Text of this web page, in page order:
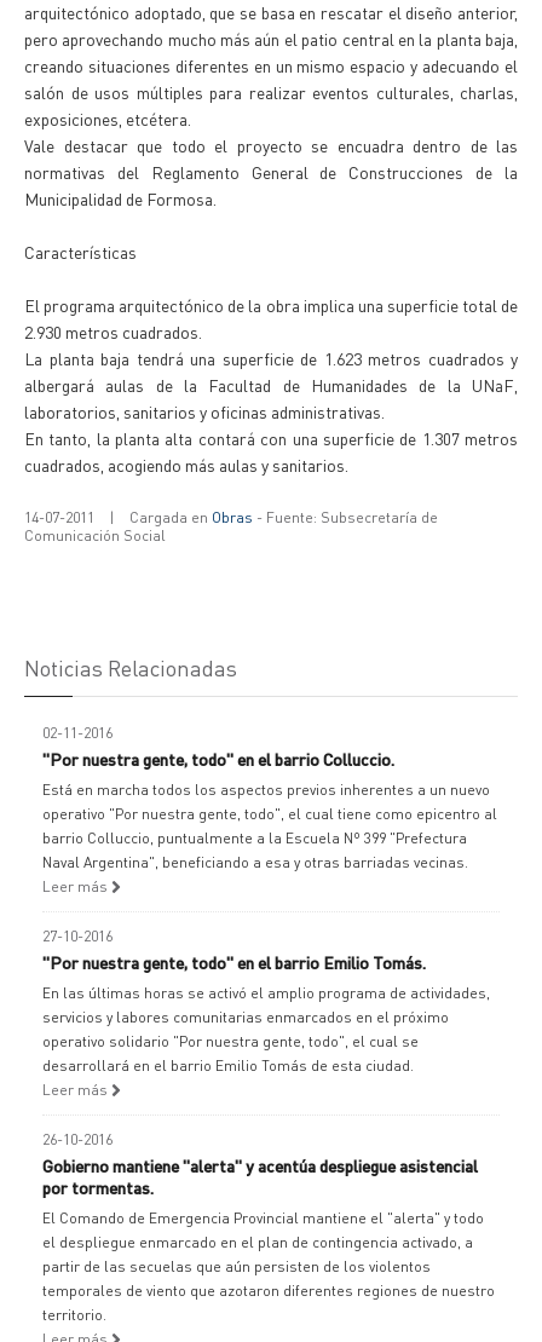
arquitectónico adoptado, que se basa en rescatar el diseño anterior,
pero aprovechando mucho más aún el patio central en la planta baja,
creando situaciones diferentes en un mismo espacio y adecuando el
salón de usos múltiples para realizar eventos culturales, charlas,
exposiciones, etcétera.
Vale destacar que todo el proyecto se encuadra dentro de las
normativas del Reglamento General de Construcciones de la
Municipalidad de Formosa.
Características
El programa arquitectónico de la obra implica una superficie total de
2.930 metros cuadrados.
La planta baja tendrá una superficie de 1.623 metros cuadrados y
albergará aulas de la Facultad de Humanidades de la UNaF,
laboratorios, sanitarios y oficinas administrativas.
En tanto, la planta alta contará con una superficie de 1.307 metros
cuadrados, acogiendo más aulas y sanitarios.
14-07-2011 | Cargada en Obras - Fuente: Subsecretaría de
Comunicación Social
Noticias Relacionadas
02-11-2016
"Por nuestra gente, todo" en el barrio Colluccio.
Está en marcha todos los aspectos previos inherentes a un nuevo
operativo "Por nuestra gente, todo", el cual tiene como epicentro al
barrio Colluccio, puntualmente a la Escuela Nº 399 "Prefectura
Naval Argentina", beneficiando a esa y otras barriadas vecinas.
Leer más
27-10-2016
"Por nuestra gente, todo" en el barrio Emilio Tomás.
En las últimas horas se activó el amplio programa de actividades,
servicios y labores comunitarias enmarcados en el próximo
operativo solidario "Por nuestra gente, todo", el cual se
desarrollará en el barrio Emilio Tomás de esta ciudad.
Leer más
26-10-2016
Gobierno mantiene "alerta" y acentúa despliegue asistencial
por tormentas.
El Comando de Emergencia Provincial mantiene el "alerta" y todo
el despliegue enmarcado en el plan de contingencia activado, a
partir de las secuelas que aún persisten de los violentos
temporales de viento que azotaron diferentes regiones de nuestro
territorio.